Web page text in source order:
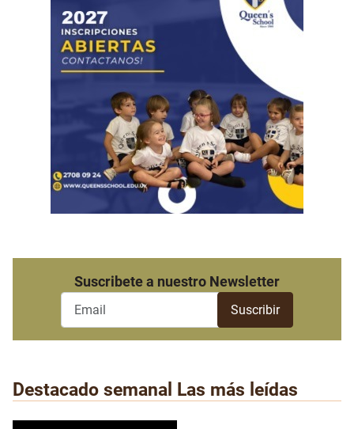
Suscribete a nuestro Newsletter
Destacado semanal Las más leídas